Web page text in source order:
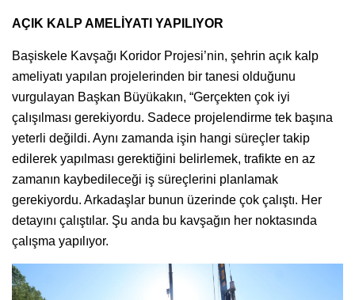
AÇIK KALP AMELİYATI YAPILIYOR
Başiskele Kavşağı Koridor Projesi’nin, şehrin açık kalp
ameliyatı yapılan projelerinden bir tanesi olduğunu
vurgulayan Başkan Büyükakın, “Gerçekten çok iyi
çalışılması gerekiyordu. Sadece projelendirme tek başına
yeterli değildi. Aynı zamanda işin hangi süreçler takip
edilerek yapılması gerektiğini belirlemek, trafikte en az
zamanın kaybedileceği iş süreçlerini planlamak
gerekiyordu. Arkadaşlar bunun üzerinde çok çalıştı. Her
detayını çalıştılar. Şu anda bu kavşağın her noktasında
çalışma yapılıyor.